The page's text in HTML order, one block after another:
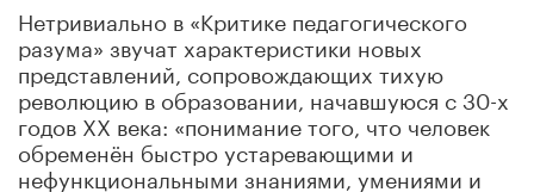
Нетривиально в «Критике педагогического
разума» звучат характеристики новых
представлений, сопровождающих тихую
революцию в образовании, начавшуюся с 30-х
годов XX века: «понимание того, что человек
обременён быстро устаревающими и
нефункциональными знаниями, умениями и